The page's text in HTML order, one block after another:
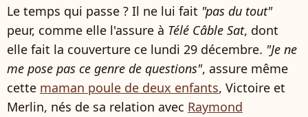
Le temps qui passe ? Il ne lui fait "pas du tout"
peur, comme elle l'assure à Télé Câble Sat, dont
elle fait la couverture ce lundi 29 décembre. "Je ne
me pose pas ce genre de questions", assure même
cette maman poule de deux enfants, Victoire et
Merlin, nés de sa relation avec Raymond